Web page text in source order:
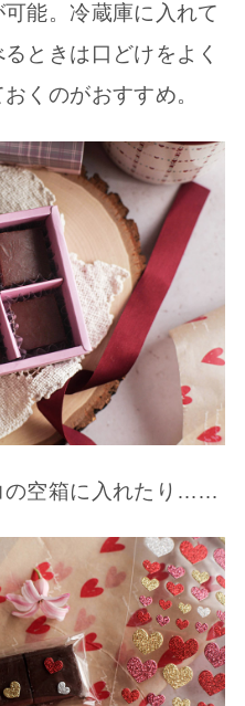
能。冷蔵庫に入れて
ときは口どけをよく
くのがおすすめ。
の空箱に入れたり……